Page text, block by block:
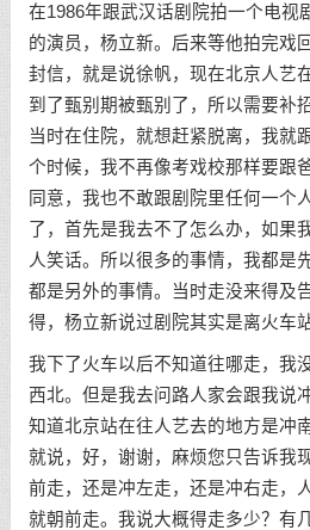
在1986年跟武汉话剧院拍一个电视
的演员，杨立新。后来等他拍完戏
封信，就是说徐帆，现在北京人艺
到了甄别期被甄别了，所以需要补
当时在住院，就想赶紧脱离，我就
个时候，我不再像考戏校那样要跟
同意，我也不敢跟剧院里任何一个
了，首先是我去不了怎么办，如果
人笑话。所以很多的事情，我都是
都是另外的事情。当时走没来得及
得，杨立新说过剧院其实是离火车
我下了火车以后不知道往哪走，我
西北。但是我去问路人家会跟我说
知道北京站在往人艺去的地方是冲
就说，好，谢谢，麻烦您只告诉我
前走，还是冲左走，还是冲右走，
就朝前走。我说大概得走多少？有